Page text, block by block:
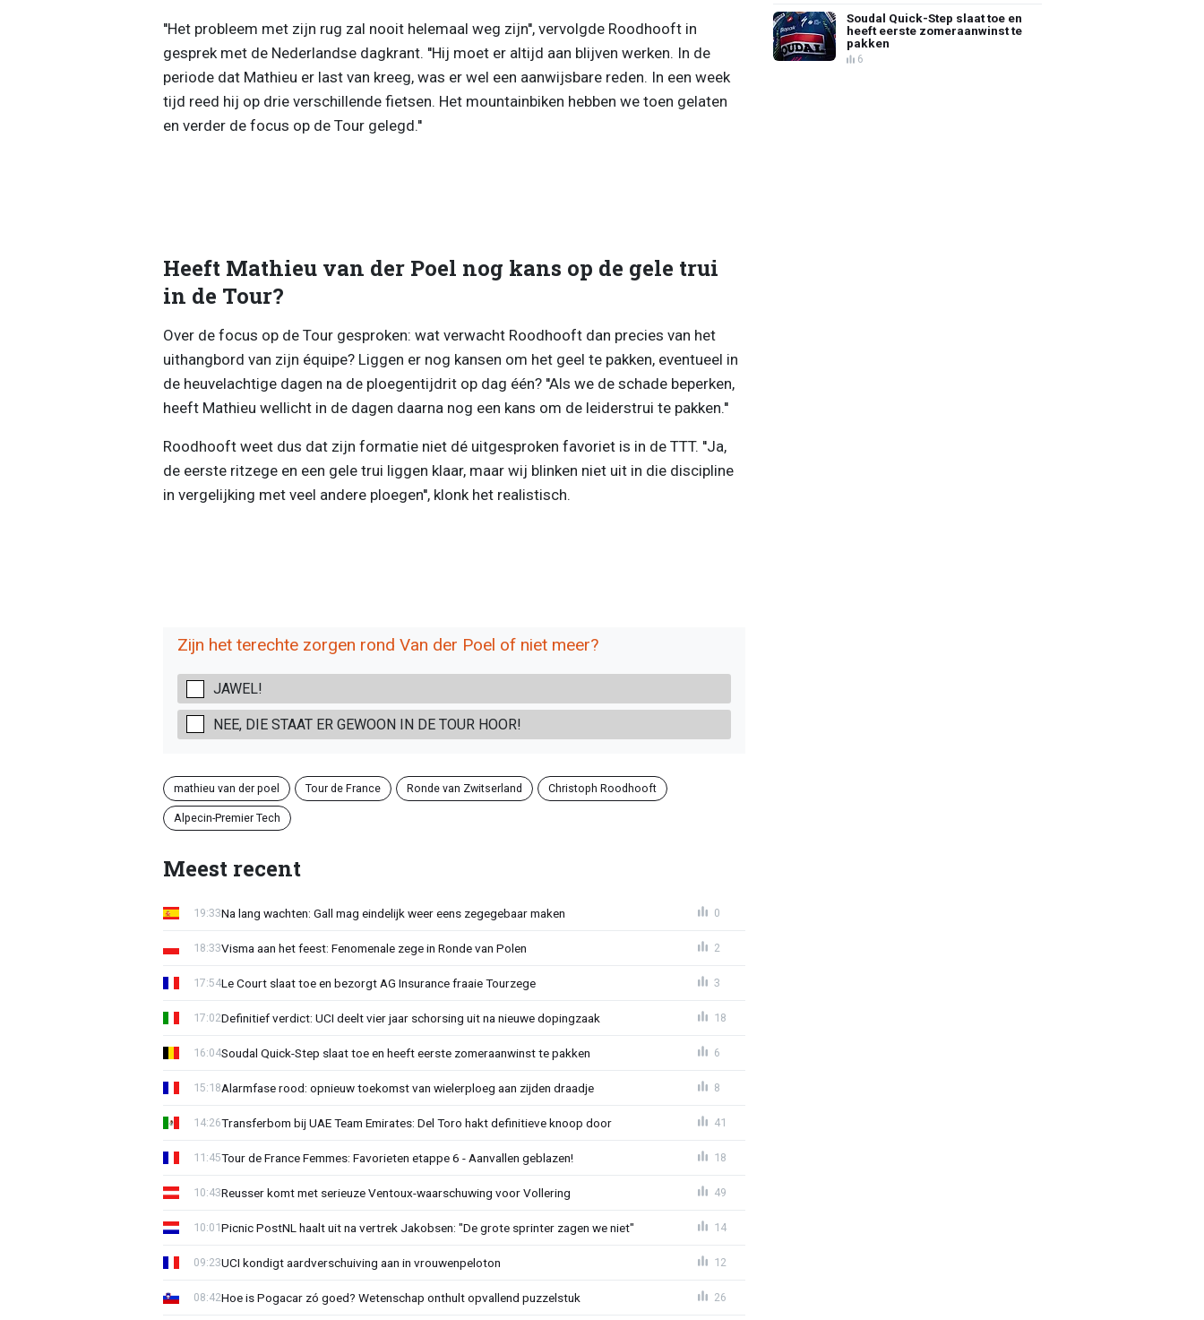
''Het probleem met zijn rug zal nooit helemaal weg zijn'', vervolgde Roodhooft in
gesprek met de Nederlandse dagkrant. ''Hij moet er altijd aan blijven werken. In de
periode dat Mathieu er last van kreeg, was er wel een aanwijsbare reden. In een week
tijd reed hij op drie verschillende fietsen. Het mountainbiken hebben we toen gelaten
en verder de focus op de Tour gelegd.''
Heeft Mathieu van der Poel nog kans op de gele trui
in de Tour?
Over de focus op de Tour gesproken: wat verwacht Roodhooft dan precies van het
uithangbord van zijn équipe? Liggen er nog kansen om het geel te pakken, eventueel in
de heuvelachtige dagen na de ploegentijdrit op dag één? ''Als we de schade beperken,
heeft Mathieu wellicht in de dagen daarna nog een kans om de leiderstrui te pakken.''
Roodhooft weet dus dat zijn formatie niet dé uitgesproken favoriet is in de TTT. ''Ja,
de eerste ritzege en een gele trui liggen klaar, maar wij blinken niet uit in die discipline
in vergelijking met veel andere ploegen'', klonk het realistisch.
Zijn het terechte zorgen rond Van der Poel of niet meer?
JAWEL!
NEE, DIE STAAT ER GEWOON IN DE TOUR HOOR!
mathieu van der poel Tour de France Ronde van Zwitserland Christoph Roodhooft
Alpecin-Premier Tech
Meest recent
Na lang wachten: Gall mag eindelijk weer eens zegegebaar maken
19:33 0
Visma aan het feest: Fenomenale zege in Ronde van Polen
18:33 2
Le Court slaat toe en bezorgt AG Insurance fraaie Tourzege
17:54 3
Definitief verdict: UCI deelt vier jaar schorsing uit na nieuwe dopingzaak
17:02 18
Soudal Quick-Step slaat toe en heeft eerste zomeraanwinst te pakken
16:04 6
Alarmfase rood: opnieuw toekomst van wielerploeg aan zijden draadje
15:18 8
Transferbom bij UAE Team Emirates: Del Toro hakt definitieve knoop door
14:26 41
Tour de France Femmes: Favorieten etappe 6 - Aanvallen geblazen!
11:45 18
Reusser komt met serieuze Ventoux-waarschuwing voor Vollering
10:43 49
Picnic PostNL haalt uit na vertrek Jakobsen: "De grote sprinter zagen we niet"
10:01 14
UCI kondigt aardverschuiving aan in vrouwenpeloton
09:23 12
Hoe is Pogacar zó goed? Wetenschap onthult opvallend puzzelstuk
08:42 26
Soudal Quick-Step slaat toe en
heeft eerste zomeraanwinst te
pakken
6